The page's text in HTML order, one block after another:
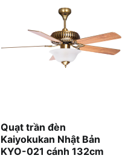
Quạt trần đèn
Kaiyokukan Nhật Bản
KYO-021 cánh 132cm